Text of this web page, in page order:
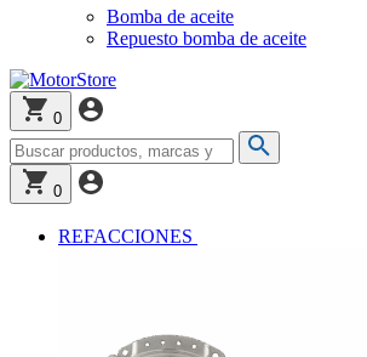
Bomba de aceite
Repuesto bomba de aceite
0
0
REFACCIONES